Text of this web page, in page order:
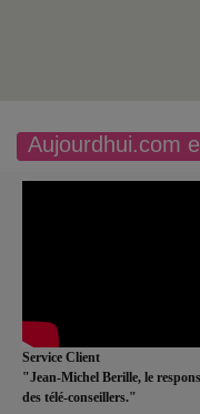
Aujourdhui.com
Service Client
"Jean-Michel Berille, le
des télé-conseillers."